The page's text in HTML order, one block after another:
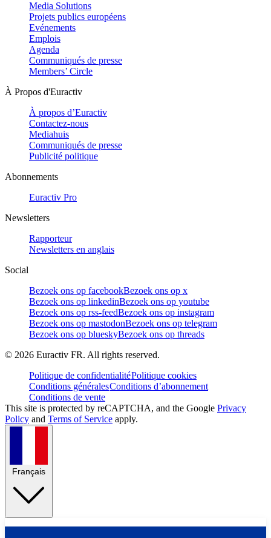
Media Solutions
Projets publics européens
Evénements
Emplois
Agenda
Communiqués de presse
Members’ Circle
À Propos d'Euractiv
À propos d’Euractiv
Contactez-nous
Mediahuis
Communiqués de presse
Publicité politique
Abonnements
Euractiv Pro
Newsletters
Rapporteur
Newsletters en anglais
Social
Bezoek ons op facebookBezoek ons op x
Bezoek ons op linkedinBezoek ons op youtube
Bezoek ons op rss-feedBezoek ons op instagram
Bezoek ons op mastodonBezoek ons op telegram
Bezoek ons op blueskyBezoek ons op threads
© 2026 Euractiv FR. All rights reserved.
Politique de confidentialitéPolitique cookies
Conditions généralesConditions d’abonnement
Conditions de vente
This site is protected by reCAPTCHA, and the Google Privacy
Policy and Terms of Service apply.
Français